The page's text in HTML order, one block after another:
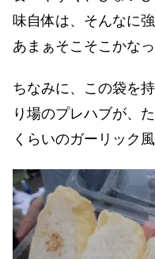
味自体は、そんなに
あまぁそこそこかな
ちなみに、この袋を
り場のプレハブが、
くらいのガーリック